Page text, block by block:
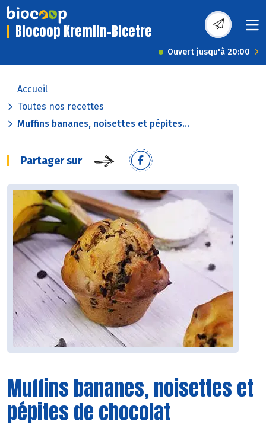
Biocoop Kremlin-Bicetre
Ouvert jusqu'à 20:00
Accueil
Toutes nos recettes
Muffins bananes, noisettes et pépites...
Partager sur
Muffins bananes, noisettes et
pépites de chocolat